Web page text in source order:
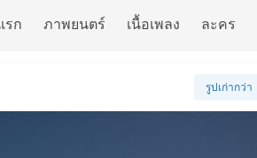
รก ภาพยนตร์ เนื้อเพลง ละคร
รูปเก่ากว่า